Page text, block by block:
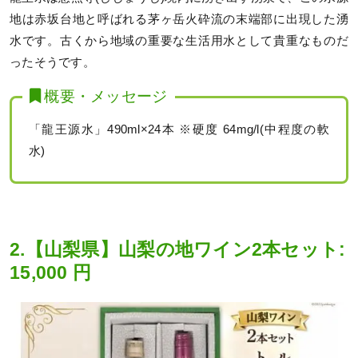
地は赤坂台地と呼ばれる茅ヶ岳火砕流の末端部に出現した湧
水です。古くから地域の重要な生活用水として貴重なものだ
ったそうです。
概要・メッセージ
「龍王源水」490ml×24本 ※硬度 64mg/l(中程度の軟
水)
2.【山梨県】山梨の地ワイン2本セット:
15,000 円